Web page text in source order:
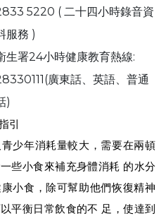
5220 ( 二十四小時錄音資
服務 )
生署24小時健康教育熱線:
廣東話、英語、普通
)
引
少年消耗量較大，需要在兩頓
些小食來補充身體消耗 的水分
小食，除可幫助他們恢復精神
平衡日常飲食的不 足，使達到